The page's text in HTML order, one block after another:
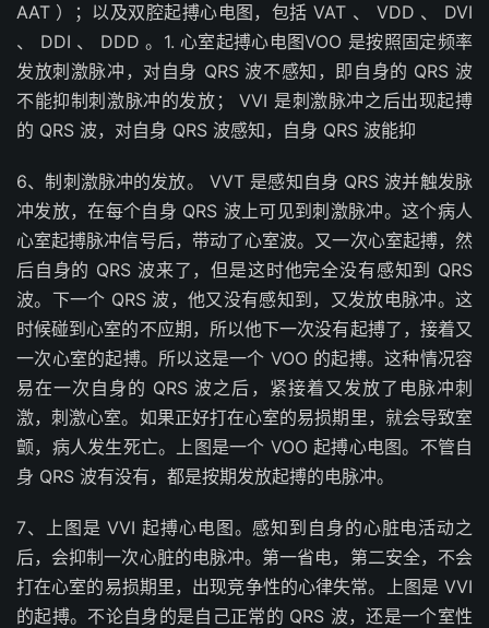
AAT ）；以及双腔起搏心电图，包括 VAT 、 VDD 、 DVI
、 DDI 、 DDD 。1. 心室起搏心电图VOO 是按照固定频率
发放刺激脉冲，对自身 QRS 波不感知，即自身的 QRS 波
不能抑制刺激脉冲的发放； VVI 是刺激脉冲之后出现起搏
的 QRS 波，对自身 QRS 波感知，自身 QRS 波能抑
6、制刺激脉冲的发放。 VVT 是感知自身 QRS 波并触发脉
冲发放，在每个自身 QRS 波上可见到刺激脉冲。这个病人
心室起搏脉冲信号后，带动了心室波。又一次心室起搏，然
后自身的 QRS 波来了，但是这时他完全没有感知到 QRS
波。下一个 QRS 波，他又没有感知到，又发放电脉冲。这
时候碰到心室的不应期，所以他下一次没有起搏了，接着又
一次心室的起搏。所以这是一个 VOO 的起搏。这种情况容
易在一次自身的 QRS 波之后，紧接着又发放了电脉冲刺
激，刺激心室。如果正好打在心室的易损期里，就会导致室
颤，病人发生死亡。上图是一个 VOO 起搏心电图。不管自
身 QRS 波有没有，都是按期发放起搏的电脉冲。
7、上图是 VVI 起搏心电图。感知到自身的心脏电活动之
后，会抑制一次心脏的电脉冲。第一省电，第二安全，不会
打在心室的易损期里，出现竞争性的心律失常。上图是 VVI
的起搏。不论自身的是自己正常的 QRS 波，还是一个室性